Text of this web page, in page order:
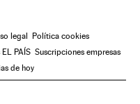
legal Política cookies
PAÍS Suscripciones empresas
de hoy